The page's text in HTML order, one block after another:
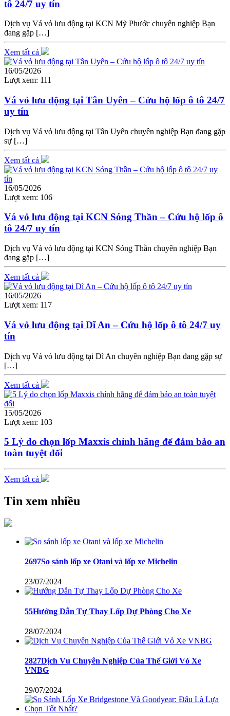
tô 24/7 uy tín
Dịch vụ Vá vỏ lưu động tại KCN Mỹ Phước chuyên nghiệp Bạn
đang gặp […]
Xem tất cả
16/05/2026
Lượt xem: 111
Vá vỏ lưu động tại Tân Uyên – Cứu hộ lốp ô tô 24/7
uy tín
Dịch vụ Vá vỏ lưu động tại Tân Uyên chuyên nghiệp Bạn đang gặp
sự […]
Xem tất cả
16/05/2026
Lượt xem: 106
Vá vỏ lưu động tại KCN Sóng Thần – Cứu hộ lốp ô
tô 24/7 uy tín
Dịch vụ Vá vỏ lưu động tại KCN Sóng Thần chuyên nghiệp Bạn
đang gặp […]
Xem tất cả
16/05/2026
Lượt xem: 117
Vá vỏ lưu động tại Dĩ An – Cứu hộ lốp ô tô 24/7 uy
tín
Dịch vụ Vá vỏ lưu động tại Dĩ An chuyên nghiệp Bạn đang gặp sự
[…]
Xem tất cả
15/05/2026
Lượt xem: 103
5 Lý do chọn lốp Maxxis chính hãng để đảm bảo an
toàn tuyệt đối
Xem tất cả
Tin xem nhiều
2697So sánh lốp xe Otani và lốp xe Michelin
23/07/2024
55Hướng Dẫn Tự Thay Lốp Dự Phòng Cho Xe
28/07/2024
2827Dịch Vụ Chuyên Nghiệp Của Thế Giới Vỏ Xe
VNBG
29/07/2024